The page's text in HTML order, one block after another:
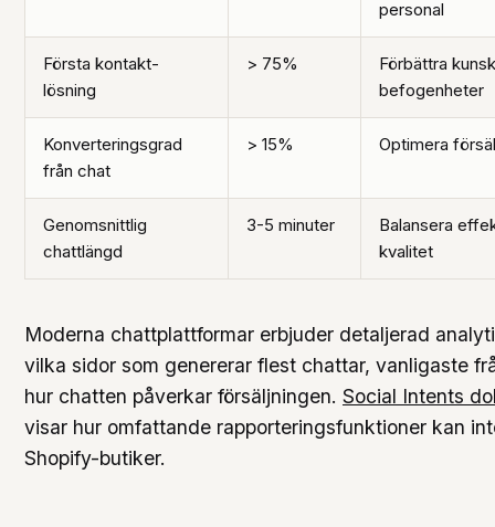
personal
Första kontakt-
lösning
> 75%
Förbättra
befogenheter
Konverteringsgrad
från chat
> 15% Optimera
Genomsnittlig
chattlängd
3-5 minuter
Balansera
kvalitet
Moderna chattplattformar erbjuder detaljerad
vilka sidor som genererar flest chattar, vanligaste
hur chatten påverkar försäljningen. Social Intents
visar hur omfattande rapporteringsfunktioner kan
Shopify-butiker.